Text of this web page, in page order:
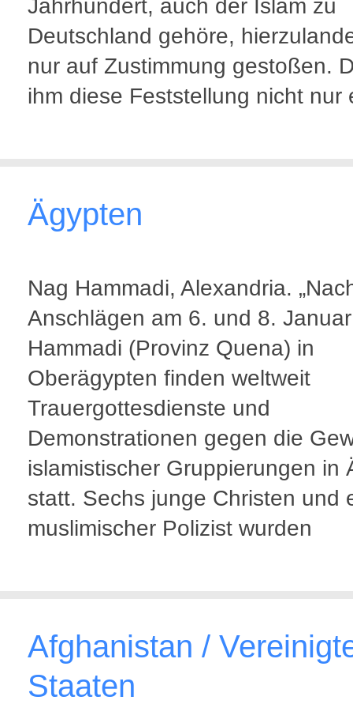
Jahrhundert, auch der Islam zu
Deutschland gehöre,
nur auf Zustimmung gestoßen.
ihm diese Feststellung nicht nur
Ägypten
Nag Hammadi, Alexandria.
Anschlägen am 6. und 8.
Hammadi (Provinz Quena) in
Oberägypten finden weltweit
Trauergottesdienste und
Demonstrationen gegen die
islamistischer Gruppierungen in
statt. Sechs junge Christen und
muslimischer Polizist wurden
Afghanistan /
Staaten